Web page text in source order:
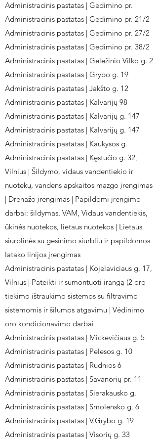
Administracinis pastatas | Gedimino pr.
Administracinis pastatas | Gedimino pr. 21/2
Administracinis pastatas | Gedimino pr. 27/2
Administracinis pastatas | Gedimino pr. 38/2
Administracinis pastatas | Geležinio Vilko g. 2
Administracinis pastatas | Grybo g. 19
Administracinis pastatas | Jakšto g. 12
Administracinis pastatas | Kalvarijų 98
Administracinis pastatas | Kalvarijų g. 147
Administracinis pastatas | Kalvarijų g. 147
Administracinis pastatas | Kaukysos g.
Administracinis pastatas | Kęstučio g. 32,
Vilnius | Šildymo, vidaus vandentiekio ir
nuotekų, vandens apskaitos mazgo įrengimas
| Drenažo įrengimas | Papildomi įrengimo
darbai: šildymas, VAM, Vidaus vandentiekis,
ūkinės nuotekos, lietaus nuotekos | Lietaus
siurblinės su gesinimo siurbliu ir papildomos
latako linijos įrengimas
Administracinis pastatas | Kojelaviciaus g. 17,
Vilnius | Pateikti ir sumontuoti įrangą (2 oro
tiekimo ištraukimo sistemos su filtravimo
sistemomis ir šilumos atgavimu | Vėdinimo
oro kondicionavimo darbai
Administracinis pastatas | Mickevičiaus g. 5
Administracinis pastatas | Pelesos g. 10
Administracinis pastatas | Rudnios 6
Administracinis pastatas | Savanorių pr. 11
Administracinis pastatas | Sierakausko g.
Administracinis pastatas | Smolensko g. 6
Administracinis pastatas | V.Grybo g. 19
Administracinis pastatas | Visorių g. 33